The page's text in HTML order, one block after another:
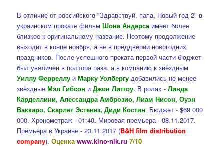
В отличие от российского "Здравствуй, папа, Новый год 2" в
украинском прокате фильмШона Андерса имеет более
близкое к оригинальному название. Поэтому продолжение
выходит в конце ноября, а не в преддверии новогодних
праздников. После успешного проката первой части бюджет
был увеличен в полтора раза, а в компанию к звёздным
Уиллу Ферреллу иМарку Уолбергудобавились не менее
звёздныеМэл Гибсон и Джон Литгоу. В ролях -Линда
Карделлини, Алессандра Амброзио, Лиам Нисон, Оуэн
Ваккаро, Скарлет Эстевез, Диди Костин. Бюджет - $69 000
000. Хронометраж - 01:40. Мировая премьера - 08.11.2017.
Премьера в Украине - 23.11.2017 (B&H film distribution
company). Оценкаwww.kino-nik.ru 7/10